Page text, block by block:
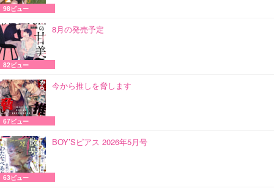
98ビュー
8月の発売予定
82ビュー
今から推しを脅します
67ビュー
BOY’Sピアス 2026年5月号
63ビュー